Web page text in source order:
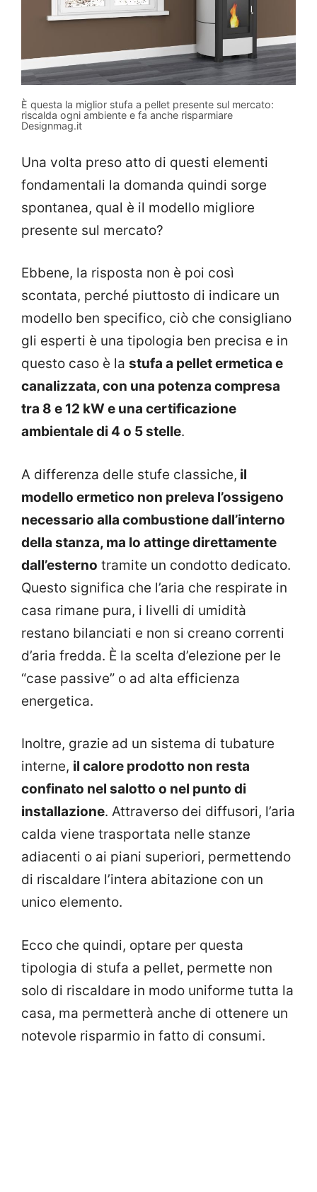
È questa la miglior stufa a pellet presente sul mercato:
riscalda ogni ambiente e fa anche risparmiare
Designmag.it
Una volta preso atto di questi elementi
fondamentali la domanda quindi sorge
spontanea, qual è il modello migliore
presente sul mercato?
Ebbene, la risposta non è poi così
scontata, perché piuttosto di indicare un
modello ben specifico, ciò che consigliano
gli esperti è una tipologia ben precisa e in
questo caso è la stufa a pellet ermetica e
canalizzata, con una potenza compresa
tra 8 e 12 kW e una certificazione
ambientale di 4 o 5 stelle.
A differenza delle stufe classiche, il
modello ermetico non preleva l’ossigeno
necessario alla combustione dall’interno
della stanza, ma lo attinge direttamente
dall’esterno tramite un condotto dedicato.
Questo significa che l’aria che respirate in
casa rimane pura, i livelli di umidità
restano bilanciati e non si creano correnti
d’aria fredda. È la scelta d’elezione per le
“case passive” o ad alta efficienza
energetica.
Inoltre, grazie ad un sistema di tubature
interne, il calore prodotto non resta
confinato nel salotto o nel punto di
installazione. Attraverso dei diffusori, l’aria
calda viene trasportata nelle stanze
adiacenti o ai piani superiori, permettendo
di riscaldare l’intera abitazione con un
unico elemento.
Ecco che quindi, optare per questa
tipologia di stufa a pellet, permette non
solo di riscaldare in modo uniforme tutta la
casa, ma permetterà anche di ottenere un
notevole risparmio in fatto di consumi.